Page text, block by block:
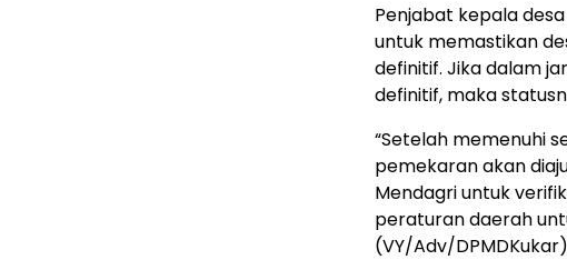
Penjabat kepala
untuk memastikan
definitif. Jika dalam
definitif, maka
“Setelah memenuhi
pemekaran akan
Mendagri untuk
peraturan daerah
(VY/Adv/DPMDKukar)